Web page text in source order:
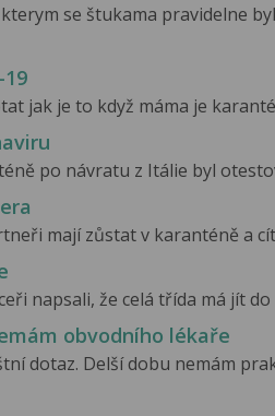
se štukama pravidelne
jak je to když máma je
po návratu z Itálie byl
mají zůstat v karanténě a
napsali, že celá třída má jít
obvodního lékaře
dotaz. Delší dobu nemám